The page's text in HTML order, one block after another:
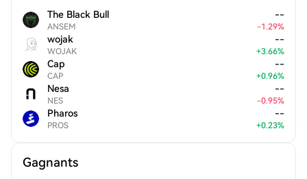
The Black Bull
ANSEM
--
-1.29%
wojak
WOJAK
--
+3.66%
Cap
CAP
--
+0.96%
Nesa
NES
--
-0.95%
Pharos
PROS
--
+0.23%
Gagnants